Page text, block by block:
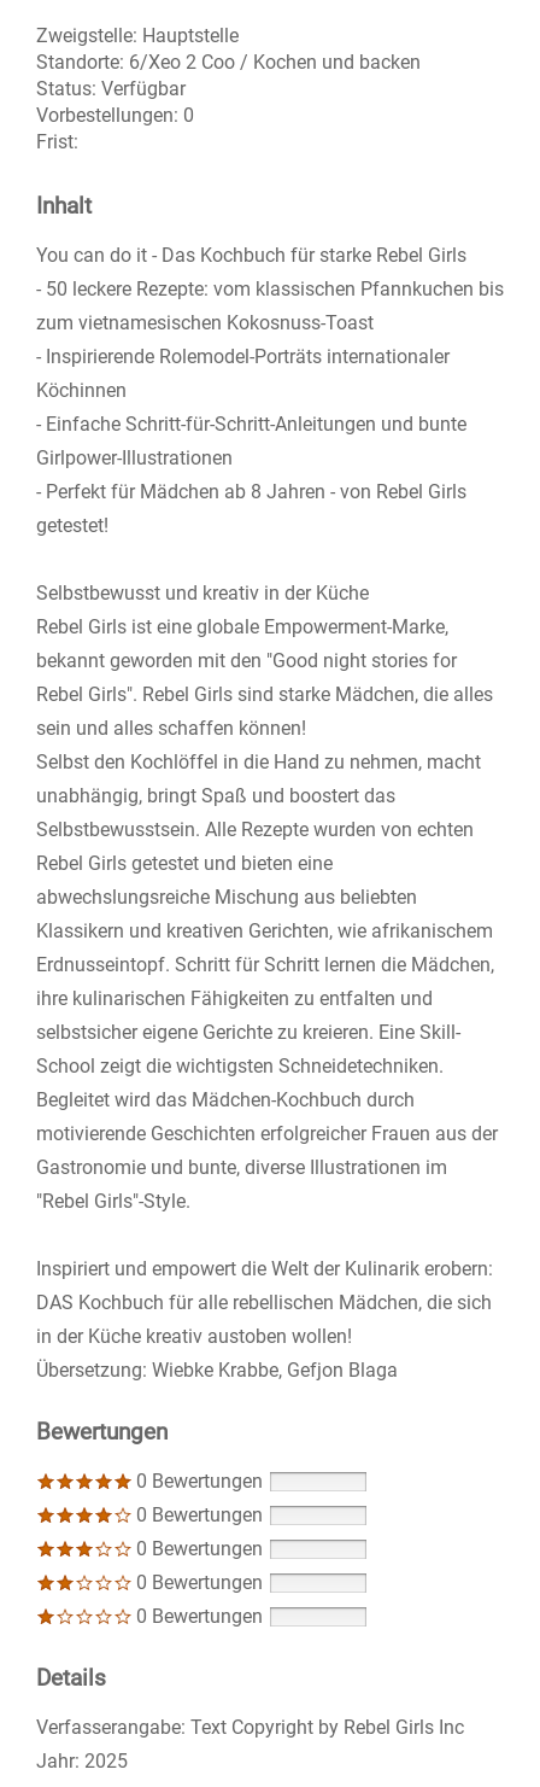
Zweigstelle: Hauptstelle
Standorte: 6/Xeo 2 Coo / Kochen und backen
Status: Verfügbar
Vorbestellungen: 0
Frist:
Inhalt
You can do it - Das Kochbuch für starke Rebel Girls
- 50 leckere Rezepte: vom klassischen Pfannkuchen bis
zum vietnamesischen Kokosnuss-Toast
- Inspirierende Rolemodel-Porträts internationaler
Köchinnen
- Einfache Schritt-für-Schritt-Anleitungen und bunte
Girlpower-Illustrationen
- Perfekt für Mädchen ab 8 Jahren - von Rebel Girls
getestet!
Selbstbewusst und kreativ in der Küche
Rebel Girls ist eine globale Empowerment-Marke,
bekannt geworden mit den "Good night stories for
Rebel Girls". Rebel Girls sind starke Mädchen, die alles
sein und alles schaffen können!
Selbst den Kochlöffel in die Hand zu nehmen, macht
unabhängig, bringt Spaß und boostert das
Selbstbewusstsein. Alle Rezepte wurden von echten
Rebel Girls getestet und bieten eine
abwechslungsreiche Mischung aus beliebten
Klassikern und kreativen Gerichten, wie afrikanischem
Erdnusseintopf. Schritt für Schritt lernen die Mädchen,
ihre kulinarischen Fähigkeiten zu entfalten und
selbstsicher eigene Gerichte zu kreieren. Eine Skill-
School zeigt die wichtigsten Schneidetechniken.
Begleitet wird das Mädchen-Kochbuch durch
motivierende Geschichten erfolgreicher Frauen aus der
Gastronomie und bunte, diverse Illustrationen im
"Rebel Girls"-Style.
Inspiriert und empowert die Welt der Kulinarik erobern:
DAS Kochbuch für alle rebellischen Mädchen, die sich
in der Küche kreativ austoben wollen!
Übersetzung: Wiebke Krabbe, Gefjon Blaga
Bewertungen
0 Bewertungen
0 Bewertungen
0 Bewertungen
0 Bewertungen
0 Bewertungen
Details
Suche nach diesem Verfasser
Verfasserangabe: Text Copyright by Rebel Girls Inc
Jahr: 2025